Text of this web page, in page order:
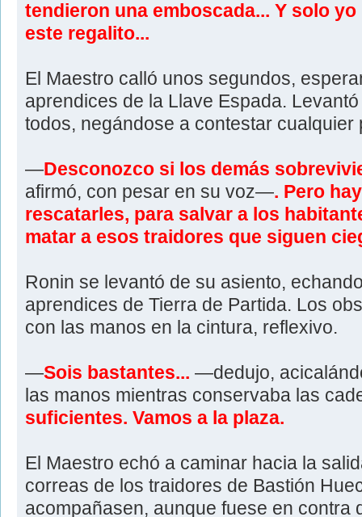
tendieron una emboscada... Y solo
este regalito...
El Maestro calló unos segundos,
aprendices de la Llave Espada.
todos, negándose a contestar cualquier
—Desconozco si los demás
afirmó, con pesar en su voz—. Pero
rescatarles, para salvar a los
matar a esos traidores que siguen
Ronin se levantó de su asiento,
aprendices de Tierra de Partida. Los
con las manos en la cintura, reflexivo.
—Sois bastantes... —dedujo,
las manos mientras conservaba las
suficientes. Vamos a la plaza.
El Maestro echó a caminar hacia la
correas de los traidores de Bastión
acompañasen, aunque fuese en contra